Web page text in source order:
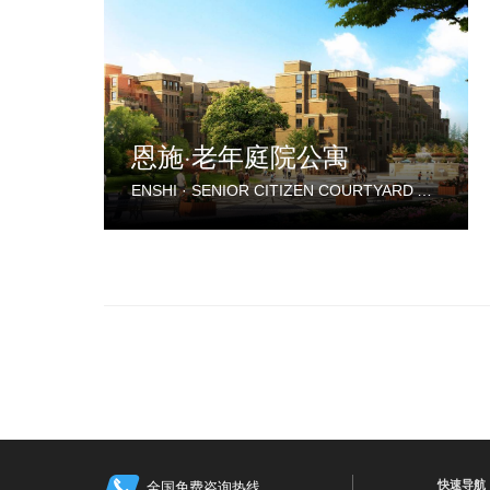
恩施·老年庭院公寓
ENSHI · SENIOR CITIZEN COURTYARD APARTMENT
快速导航